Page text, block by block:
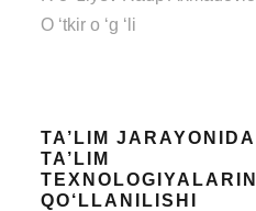
O ‘tkir o ‘g ‘li
TA’LIM
TA’LIM
QO‘LLANILISHI